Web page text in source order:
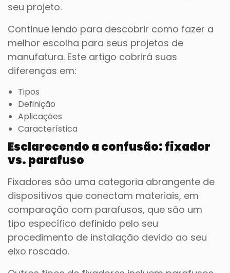
seu projeto.
Continue lendo para descobrir como fazer a
melhor escolha para seus projetos de
manufatura. Este artigo cobrirá suas
diferenças em:
Tipos
Definição
Aplicações
Característica
Esclarecendo a confusão: fixador
vs. parafuso
Fixadores são uma categoria abrangente de
dispositivos que conectam materiais, em
comparação com parafusos, que são um
tipo específico definido pelo seu
procedimento de instalação devido ao seu
eixo roscado.